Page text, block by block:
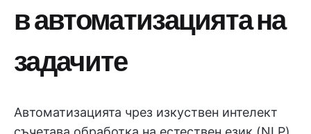
в автоматизацията на
задачите
Автоматизацията чрез изкуствен интелект